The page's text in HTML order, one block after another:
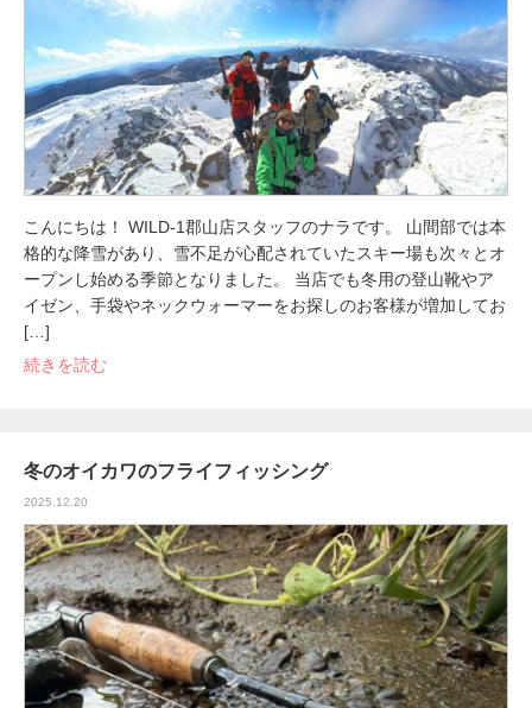
こんにちは！ WILD-1郡山店スタッフのナラです。 山間部では本
格的な降雪があり、雪不足が心配されていたスキー場も次々とオ
ープンし始める季節となりました。 当店でも冬用の登山靴やア
イゼン、手袋やネックウォーマーをお探しのお客様が増加してお
[…]
続きを読む
冬のオイカワのフライフィッシング
2025.12.20